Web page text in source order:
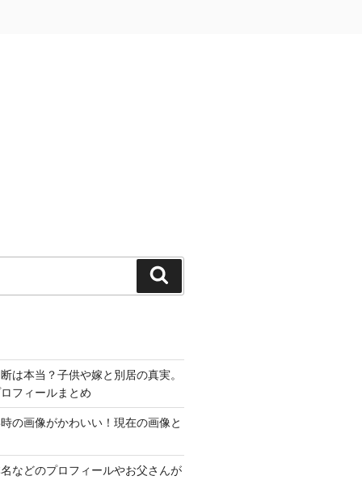
索
は本当？子供や嫁と別居の真実。
フィールまとめ
の画像がかわいい！現在の画像と
などのプロフィールやお父さんが